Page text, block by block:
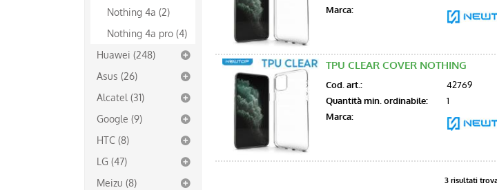
Nothing 4a (2)
Nothing 4a pro (4)
Huawei (248)
Asus (26)
Alcatel (31)
Google (9)
HTC (8)
LG (47)
Meizu (8)
Marca:
TPU CLEAR COVER NOTHING
Cod. art.:
42769
Quantità min. ordinabile:
1
Marca:
3 risultati